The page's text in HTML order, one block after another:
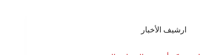
ارشيف الأخبار